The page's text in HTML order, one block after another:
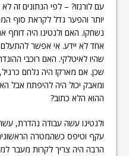
עם לורנזו? – לפי הנתונים זה
יותר והפער גדל לקראת סוף
נשחקו. האם ולנטינו היה דוחף
אחד לא יידע. אי אפשר
שהיו לאיטלקי. האם רוכבי
שכן. אם מארקז היה נלחם
ומאבק יכול היה להיפתח אבל
ההוא הלא כתוב?
ולנטינו עשה עבודה נהדרת,
הרבה היה צריך לקרות מעבר